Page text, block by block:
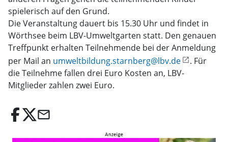
spielerisch auf den Grund.
Die Veranstaltung dauert bis 15.30 Uhr und findet in
Wörthsee beim LBV-Umweltgarten statt. Den genauen
Treffpunkt erhalten Teilnehmende bei der Anmeldung
per Mail an umweltbildung.starnberg@lbv.de
. Für
die Teilnehme fallen drei Euro Kosten an, LBV-
Mitglieder zahlen zwei Euro.
email